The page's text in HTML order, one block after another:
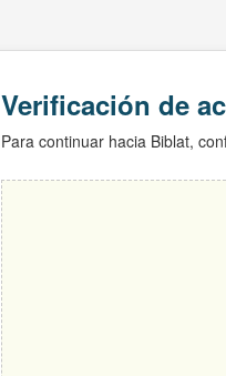
Verificación de
Para continuar hacia Biblat,